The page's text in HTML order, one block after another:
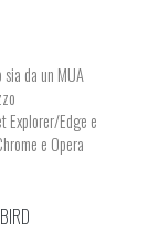
da un MUA
Explorer/Edge e
e Opera